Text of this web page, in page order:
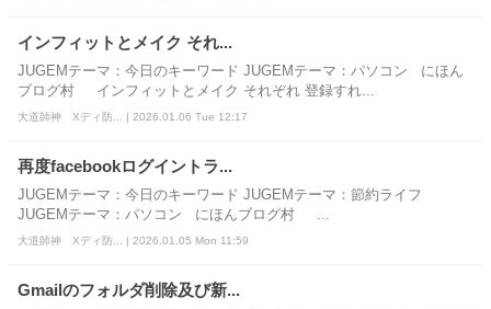
インフィットとメイク それ...
JUGEMテーマ：今日のキーワード JUGEMテーマ：パソコン にほん
ブログ村 インフィットとメイク それぞれ 登録すれ...
大道師神 Xディ防... | 2026.01.06 Tue 12:17
再度facebookログイントラ...
JUGEMテーマ：今日のキーワード JUGEMテーマ：節約ライフ
JUGEMテーマ：パソコン にほんブログ村 ...
大道師神 Xディ防... | 2026.01.05 Mon 11:59
Gmailのフォルダ削除及び新...